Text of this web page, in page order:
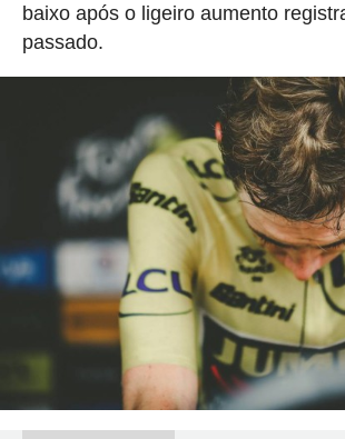
baixo após o ligeiro aumento
passado.